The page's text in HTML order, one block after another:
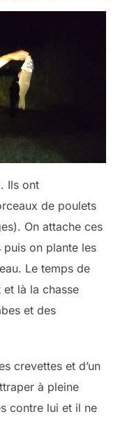
Ils ont
de poulets
On attache ces
on plante les
Le temps de
là la chasse
et des
crevettes et d’un
à pleine
contre lui et il ne